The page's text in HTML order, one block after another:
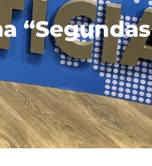
“Segundas